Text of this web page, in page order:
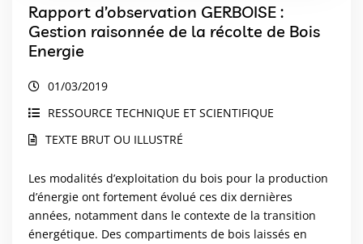
Rapport d’observation GERBOISE :
Gestion raisonnée de la récolte de Bois
Energie
01/03/2019
RESSOURCE TECHNIQUE ET SCIENTIFIQUE
TEXTE BRUT OU ILLUSTRÉ
Les modalités d’exploitation du bois pour la production
d’énergie ont fortement évolué ces dix dernières
années, notamment dans le contexte de la transition
énergétique. Des compartiments de bois laissés en